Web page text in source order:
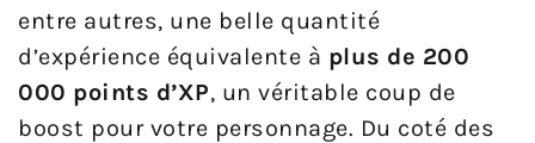
entre autres, une belle quantité
d’expérience équivalente à plus de 200
000 points d’XP, un véritable coup de
boost pour votre personnage. Du coté des